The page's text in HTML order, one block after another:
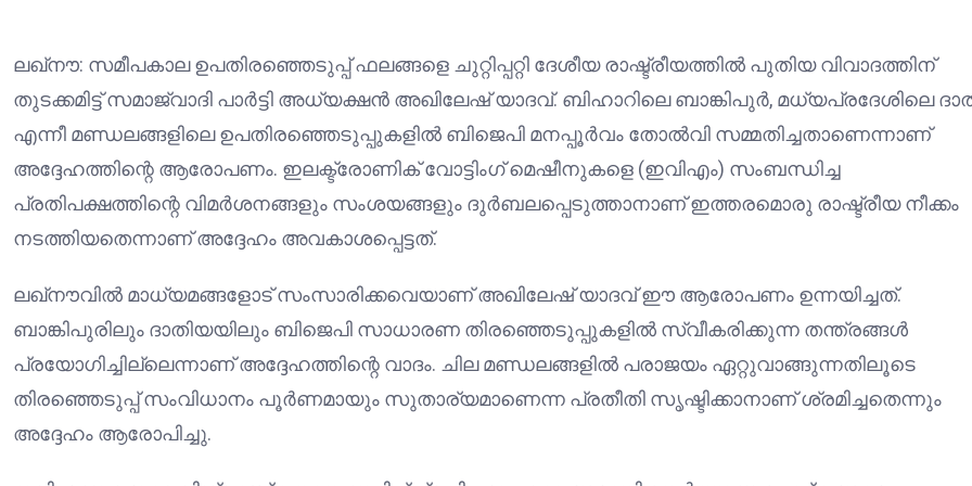
ലഖ്നൗ: സമീപകാല ഉപതിരഞ്ഞെടുപ്പ് ഫലങ്ങളെ ചുറ്റിപ്പറ്റി ദേശീയ രാഷ്ട്രീയത്തിൽ പുതിയ വിവാദത്തിന്
തുടക്കമിട്ട് സമാജ്‌വാദി പാർട്ടി അധ്യക്ഷൻ അഖിലേഷ് യാദവ്. ബിഹാറിലെ ബാങ്കിപുര്‍, മധ്യപ്രദേശിലെ
എന്നീ മണ്ഡലങ്ങളിലെ ഉപതിരഞ്ഞെടുപ്പുകളിൽ ബിജെപി മനപ്പൂർവം തോൽവി സമ്മതിച്ചതാണെന്നാണ്
അദ്ദേഹത്തിന്റെ ആരോപണം. ഇലക്ട്രോണിക് വോട്ടിംഗ് മെഷീനുകളെ (ഇവിഎം) സംബന്ധിച്ച
പ്രതിപക്ഷത്തിന്റെ വിമർശനങ്ങളും സംശയങ്ങളും ദുർബലപ്പെടുത്താനാണ് ഇത്തരമൊരു രാഷ്ട്രീയ നീക്കം
നടത്തിയതെന്നാണ് അദ്ദേഹം അവകാശപ്പെട്ടത്.
ലഖ്നൗവിൽ മാധ്യമങ്ങളോട് സംസാരിക്കവെയാണ് അഖിലേഷ് യാദവ് ഈ ആരോപണം ഉന്നയിച്ചത്.
ബാങ്കിപുരിലും ദാതിയയിലും ബിജെപി സാധാരണ തിരഞ്ഞെടുപ്പുകളിൽ സ്വീകരിക്കുന്ന തന്ത്രങ്ങൾ
പ്രയോഗിച്ചില്ലെന്നാണ് അദ്ദേഹത്തിന്റെ വാദം. ചില മണ്ഡലങ്ങളിൽ പരാജയം ഏറ്റുവാങ്ങുന്നതിലൂടെ
തിരഞ്ഞെടുപ്പ് സംവിധാനം പൂർണമായും സുതാര്യമാണെന്ന പ്രതീതി സൃഷ്ടിക്കാനാണ് ശ്രമിച്ചതെന്നും
അദ്ദേഹം ആരോപിച്ചു.